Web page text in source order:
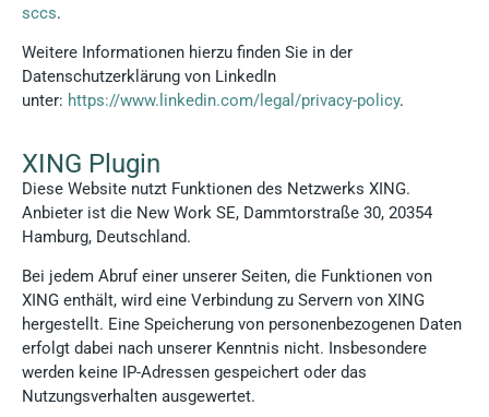
sccs.
Weitere Informationen hierzu finden Sie in der
Datenschutzerklärung von LinkedIn
unter: https://www.linkedin.com/legal/privacy-policy.
XING Plugin
Diese Website nutzt Funktionen des Netzwerks XING.
Anbieter ist die New Work SE, Dammtorstraße 30, 20354
Hamburg, Deutschland.
Bei jedem Abruf einer unserer Seiten, die Funktionen von
XING enthält, wird eine Verbindung zu Servern von XING
hergestellt. Eine Speicherung von personenbezogenen Daten
erfolgt dabei nach unserer Kenntnis nicht. Insbesondere
werden keine IP-Adressen gespeichert oder das
Nutzungsverhalten ausgewertet.